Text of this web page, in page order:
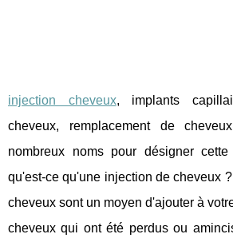
injection cheveux, implants
cheveux, remplacement de
nombreux noms pour désigner
qu'est-ce qu'une injection de cheveux
cheveux sont un moyen d'ajouter à
cheveux qui ont été perdus ou